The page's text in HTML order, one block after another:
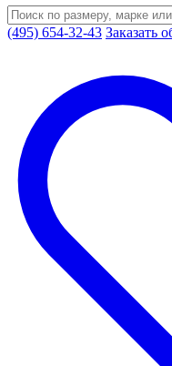
(495) 654-32-43 Заказать